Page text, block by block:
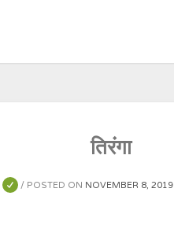
तिरंगा
POSTED ON NOVEMBER 8, 2019